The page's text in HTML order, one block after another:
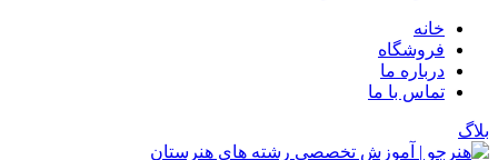
خانه
فروشگاه
درباره ما
تماس با ما
بلاگ